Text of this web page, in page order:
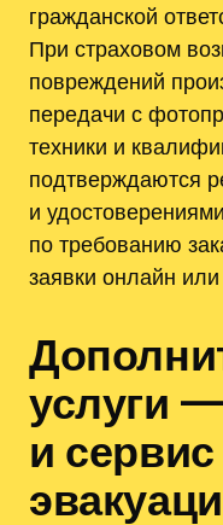
гражданской
При страховом
повреждений
передачи с
техники и
подтверждаются
и
по требованию
заявки онлайн
услуги
и